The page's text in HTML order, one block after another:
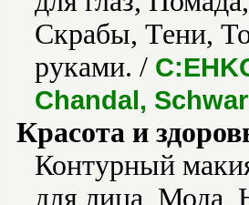
Скрабы, Тени,
руками. /
Chandal,
Красота и
Контурный
для лица, Мода,